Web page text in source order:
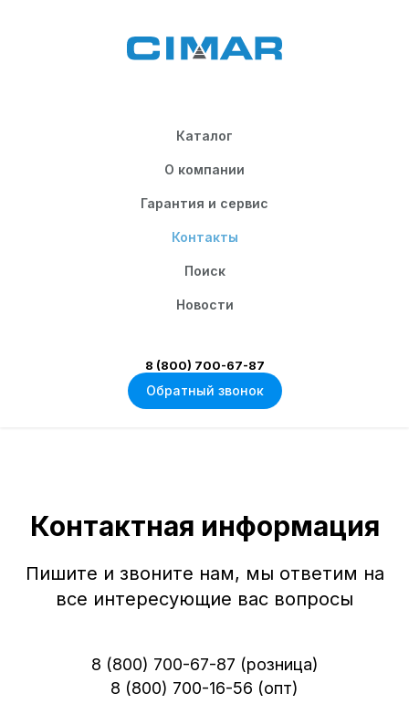
Каталог
О компании
Гарантия и сервис
Контакты
Поиск
Новости
8 (800) 700-67-87
Обратный звонок
Контактная информация
Пишите и звоните нам, мы ответим на
все интересующие вас вопросы
8 (800) 700-67-87 (розница)
8 (800) 700-16-56 (опт)